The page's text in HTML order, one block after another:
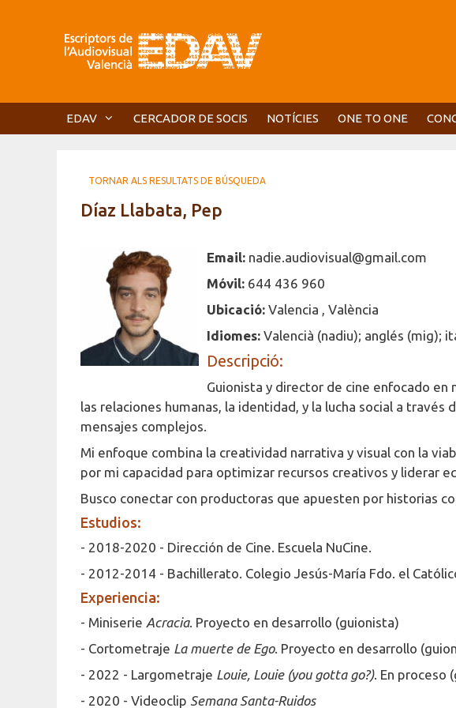
EDAV CERCADOR DE SOCIS NOTÍCIES ONE TO ONE
TORNAR ALS RESULTATS DE BÚSQUEDA
Díaz Llabata, Pep
Email: nadie.audiovisual@gmail.com
Móvil: 644 436 960
Ubicació: Valencia , València
Idiomes: Valencià (nadiu); anglés (mig);
Descripció:
Guionista y director de cine enfocado
las relaciones humanas, la identidad, y la lucha social a
mensajes complejos.
Mi enfoque combina la creatividad narrativa y visual con la
por mi capacidad para optimizar recursos creativos y liderar
Busco conectar con productoras que apuesten por historias
Estudios:
- 2018-2020 - Dirección de Cine. Escuela NuCine.
- 2012-2014 - Bachillerato. Colegio Jesús-María Fdo. el
Experiencia:
- Miniserie Acracia. Proyecto en desarrollo (guionista)
- Cortometraje La muerte de Ego. Proyecto en desarrollo
- 2022 - Largometraje Louie, Louie (you gotta go?). En proceso
- 2020 - Videoclip Semana Santa-Ruidos